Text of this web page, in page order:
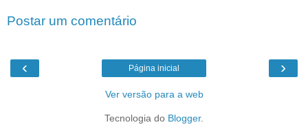
Postar um comentário
‹ ›
Página inicial
Ver versão para a web
Tecnologia do Blogger.